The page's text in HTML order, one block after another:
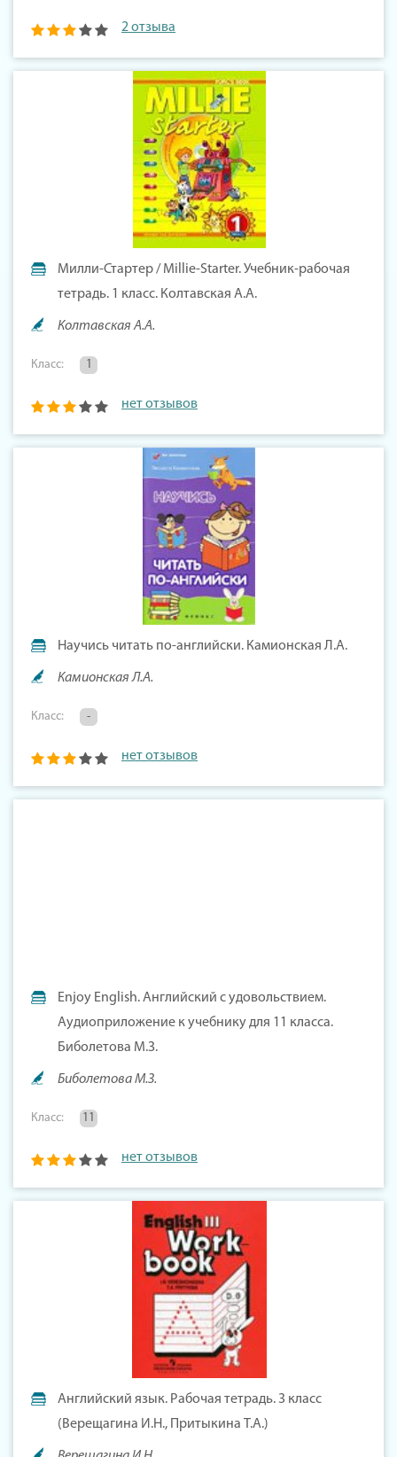
2 отзыва
Милли-Стартер / Millie-Starter. Учебник-рабочая
тетрадь. 1 класс. Колтавская А.А.
Колтавская А.А.
Класс: 1
нет отзывов
Научись читать по-английски. Камионская Л.А.
Камионская Л.А.
Класс: -
нет отзывов
Enjoy English. Английский с удовольствием.
Аудиоприложение к учебнику для 11 класса.
Биболетова М.З.
Биболетова М.З.
Класс: 11
нет отзывов
Английский язык. Рабочая тетрадь. 3 класс
(Верещагина И.Н., Притыкина Т.А.)